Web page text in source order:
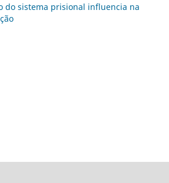
do sistema prisional influencia na